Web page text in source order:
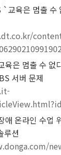
`교육은 멈출 수
육은 멈출 수 없
서버 문제
애 온라인 수업
루션